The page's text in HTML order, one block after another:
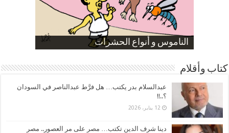
الناموس و أنواع الحشرات
الموظفين بعد ارتفاع الأسعار
ارتفاع نسبة الطلاق في مصر
صورة كاركاتيرية
صورة كاركاتيرية
كتاب وأقلام
عبدالسلام بدر يكتب… هل فرَّط عبدالناصر في السودان
؟..!!
12 يناير، 2026
دينا شرف الدين تكتب… مصر على مر العصور.. مصر